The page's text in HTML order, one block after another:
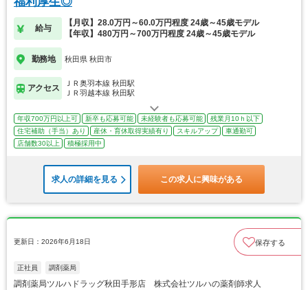
給与
【月収】28.0万円～60.0万円程度 24歳～45歳モデル
【年収】480万円～700万円程度 24歳～45歳モデル
勤務地 秋田県 秋田市
アクセス
ＪＲ奥羽本線 秋田駅
ＪＲ羽越本線 秋田駅
年収700万円以上可 新卒も応募可能 未経験者も応募可能
残業月10ｈ以下
住宅補助（手当）あり
産休・育休取得実績有り スキルアップ
車通勤可
店舗数30以上
積極採用中
求人の詳細を見る この求人に興味がある
更新日：2026年6月18日 保存する
正社員 調剤薬局
調剤薬局ツルハドラッグ秋田手形店 株式会社ツルハの薬剤師求人